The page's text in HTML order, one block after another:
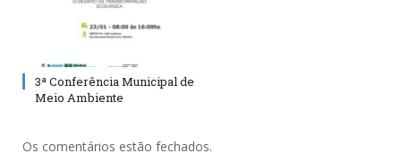
3ª Conferência Municipal de
Meio Ambiente
Os comentários estão fechados.